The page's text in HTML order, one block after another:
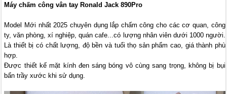
Máy chấm công vân tay Ronald Jack 890Pro
Model Mới nhất 2025 chuyên dụng lắp chấm công cho các cơ quan, công
ty, văn phòng, xí nghiệp, quán cafe...có lượng nhân viên dưới 1000 người.
Là thiết bị có chất lượng, độ bền và tuổi thọ sản phẩm cao, giá thành phù
hợp.
Được thiết kế mặt kính đen sáng bóng vô cùng sang trọng, không bị bụi
bẩn trầy xước khi sử dụng.